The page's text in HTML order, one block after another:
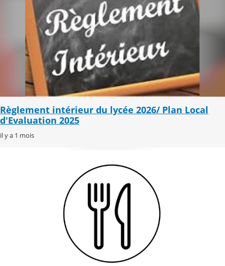
Règlement intérieur du lycée 2026/ Plan Local
d'Evaluation 2025
il y a 1 mois